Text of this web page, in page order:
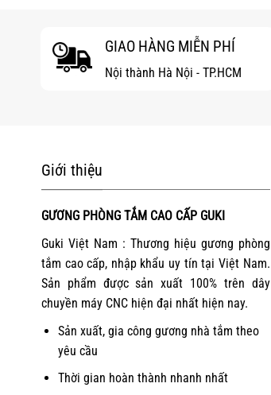
GIAO HÀNG MIỄN PHÍ
Nội thành Hà Nội - TP.HCM
Giới thiệu
GƯƠNG PHÒNG TẮM CAO CẤP GUKI
Guki Việt Nam : Thương hiệu gương phòng
tắm cao cấp, nhập khẩu uy tín tại Việt Nam.
Sản phẩm được sản xuất 100% trên dây
chuyền máy CNC hiện đại nhất hiện nay.
Sản xuất, gia công gương nhà tắm theo
yêu cầu
Thời gian hoàn thành nhanh nhất